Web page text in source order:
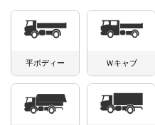
閲覧履歴
保存し
トラ
平ボディー Ｗキャブ